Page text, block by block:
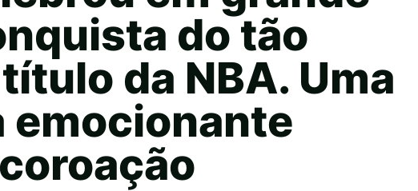
do tão
da NBA. Uma
emocionante